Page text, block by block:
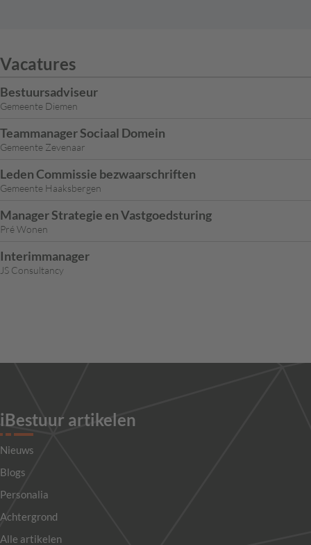
Vacatures
Bestuursadviseur
Gemeente Diemen
Teammanager Sociaal Domein
Gemeente Zevenaar
Leden Commissie bezwaarschriften
Gemeente Haaksbergen
Manager Strategie en Vastgoedsturing
Pré Wonen
Interimmanager
JS Consultancy
iBestuur artikelen
Nieuws
Blogs
Personalia
Achtergrond
Alle artikelen